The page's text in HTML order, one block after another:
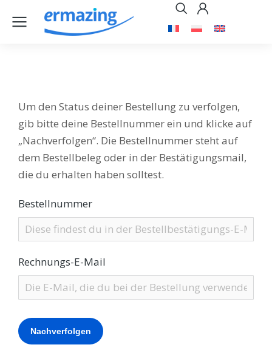
Um den Status deiner Bestellung zu verfolgen,
gib bitte deine Bestellnummer ein und klicke auf
„Nachverfolgen“. Die Bestellnummer steht auf
dem Bestellbeleg oder in der Bestätigungsmail,
die du erhalten haben solltest.
Bestellnummer
Rechnungs-E-Mail
Nachverfolgen